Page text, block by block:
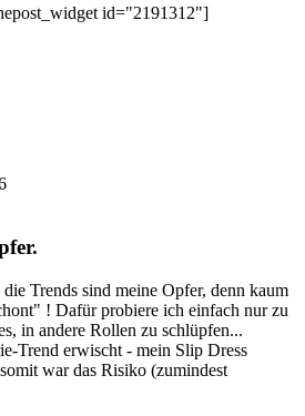
id="2191312"]
Trends sind meine Opfer, denn kaum
! Dafür probiere ich einfach nur zu
in andere Rollen zu schlüpfen...
Trend erwischt - mein Slip Dress
war das Risiko (zumindest